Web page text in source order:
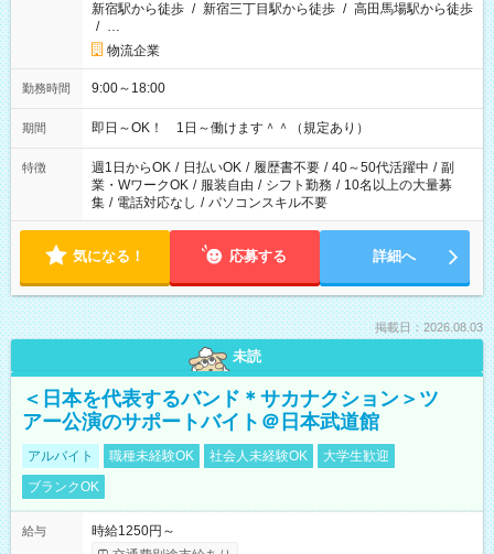
新宿駅から徒歩 / 新宿三丁目駅から徒歩 / 高田馬場駅から徒歩
/ …
物流企業
勤務時間 9:00～18:00
期間 即日～OK！ 1日～働けます＾＾（規定あり）
特徴 週1日からOK / 日払いOK / 履歴書不要 / 40～50代活躍中 / 副
業・WワークOK / 服装自由 / シフト勤務 / 10名以上の大量募
集 / 電話対応なし / パソコンスキル不要
気になる！ 応募する 詳細へ
掲載日：2026.08.03
未読
＜日本を代表するバンド＊サカナクション＞ツ
アー公演のサポートバイト＠日本武道館
アルバイト 職種未経験OK 社会人未経験OK
大学生歓迎
ブランクOK
給与
時給1250円～